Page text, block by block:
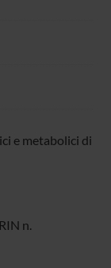
e metabolici di
n.